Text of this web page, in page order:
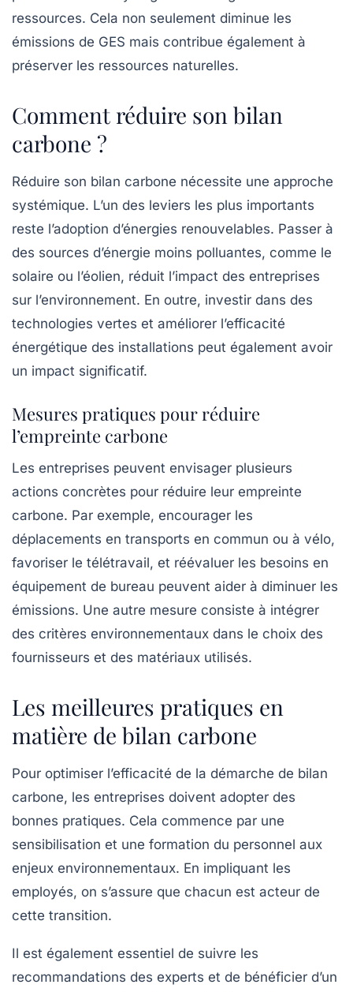
ressources. Cela non seulement diminue les
émissions de GES mais contribue également à
préserver les ressources naturelles.
Comment réduire son bilan
carbone ?
Réduire son bilan carbone nécessite une approche
systémique. L’un des leviers les plus importants
reste l’adoption d’énergies renouvelables. Passer à
des sources d’énergie moins polluantes, comme le
solaire ou l’éolien, réduit l’impact des entreprises
sur l’environnement. En outre, investir dans des
technologies vertes et améliorer l’efficacité
énergétique des installations peut également avoir
un impact significatif.
Mesures pratiques pour réduire
l’empreinte carbone
Les entreprises peuvent envisager plusieurs
actions concrètes pour réduire leur empreinte
carbone. Par exemple, encourager les
déplacements en transports en commun ou à vélo,
favoriser le télétravail, et réévaluer les besoins en
équipement de bureau peuvent aider à diminuer les
émissions. Une autre mesure consiste à intégrer
des critères environnementaux dans le choix des
fournisseurs et des matériaux utilisés.
Les meilleures pratiques en
matière de bilan carbone
Pour optimiser l’efficacité de la démarche de bilan
carbone, les entreprises doivent adopter des
bonnes pratiques. Cela commence par une
sensibilisation et une formation du personnel aux
enjeux environnementaux. En impliquant les
employés, on s’assure que chacun est acteur de
cette transition.
Il est également essentiel de suivre les
recommandations des experts et de bénéficier d’un